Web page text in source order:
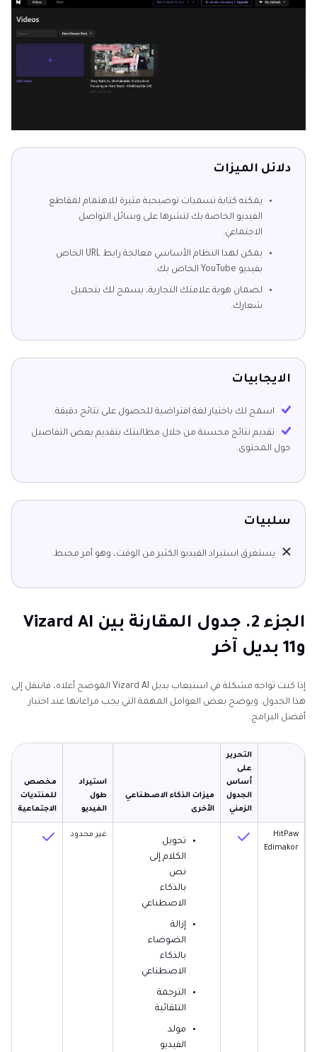
دلائل الميزات
يمكنه كتابة تسميات توضيحية مثيرة للاهتمام لمقاطع
الفيديو الخاصة بك لنشرها على وسائل التواصل
الاجتماعي.
يمكن لهذا النظام الأساسي معالجة رابط URL الخاص
بفيديو YouTube الخاص بك.
لضمان هوية علامتك التجارية، يسمح لك بتحميل
شعارك.
الايجابيات
اسمح لك باختيار لغة افتراضية للحصول على نتائج دقيقة.
تقديم نتائج محسنة من خلال مطالبتك بتقديم بعض التفاصيل
حول المحتوى.
سلبيات
يستغرق استيراد الفيديو الكثير من الوقت، وهو أمر محبط.
الجزء 2. جدول المقارنة بين Vizard AI
و11 بديل آخر
إذا كنت تواجه مشكلة في استيعاب بديل Vizard AI الموضح أعلاه، فانتقل إلى
هذا الجدول. ويوضح بعض العوامل المهمة التي يجب مراعاتها عند اختيار
أفضل البرامج.
التحرير
على
أساس
الجدول
الزمني
ميزات الذكاء الاصطناعي
الأخرى
استيراد
طول
الفيديو
مخصص
للمنتديات
الاجتماعية
HitPaw
Edimakor
تحويل
الكلام إلى
نص
بالذكاء
الاصطناعي
إزالة
الضوضاء
بالذكاء
الاصطناعي
الترجمة
التلقائية
مولد
الفيديو
غير محدود